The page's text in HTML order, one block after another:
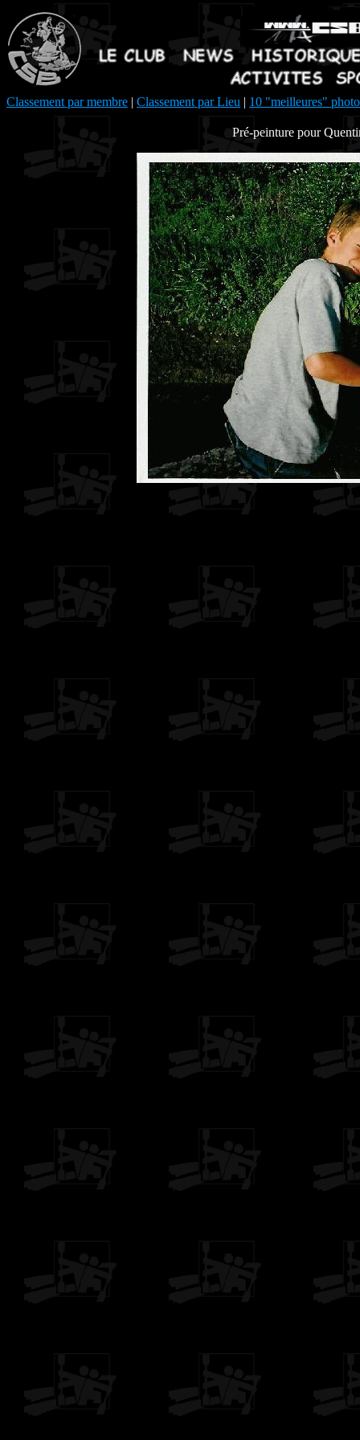
Classement par membre | Classement par Lieu | 10 "meilleures"
Pré-peinture pour